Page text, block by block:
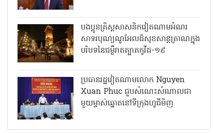
បងប្អូនគ្រិស្តសាសនិកវៀតណាមអំណរ
សាទរបុណ្យណូអែលដ៏សុខសាន្តត្រាណក្នុង
បរិបទនៃជម្ងឺរាតត្បាតកូវីដ-១៩
ប្រធានរដ្ឋវៀតណាមលោក Nguyen
Xuan Phuc ជួបសំណេះសំណាលជា
មួយម្ចាស់ឆ្នោតនៅទីក្រុងហូជីមិញ